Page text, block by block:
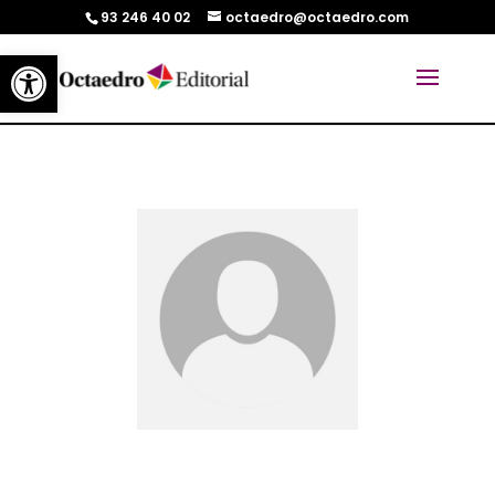
Abrir barra de herramientas
93 246 40 02 octaedro@octaedro.com